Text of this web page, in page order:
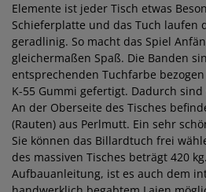
Elemente ist jeder Tisch etwas
Schieferplatte und das Tuch laufen
geradlinig. So macht das Spiel
gleichermaßen Spaß. Die Banden
entsprechenden Tuchfarbe
K-55 Gummi gefertigt. Dadurch
An der Oberseite des Tisches
(Rauten) aus Perlmutt. Ein sehr
Sie können das Billardtuch frei
des massiven Tisches beträgt 420
Aufbauanleitung, ist es auch dem